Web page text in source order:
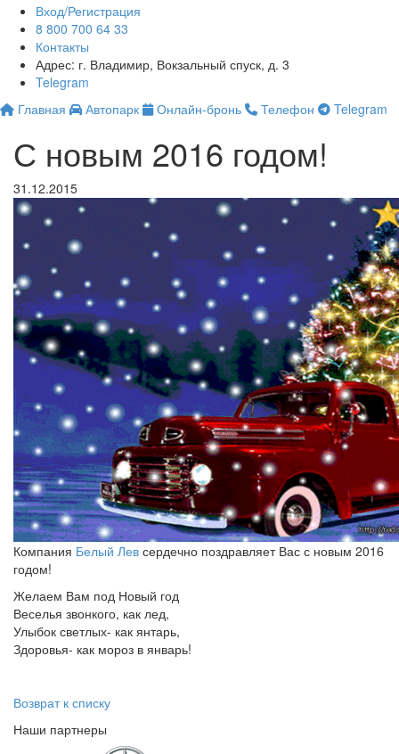
Вход/Регистрация
8 800 700 64 33
Контакты
Адрес: г. Владимир, Вокзальный спуск, д. 3
Telegram
Главная
Автопарк Онлайн-бронь Телефон Telegram
С новым 2016 годом!
31.12.2015
Компания Белый Лев сердечно поздравляет Вас с новым 2016
годом!
Желаем Вам под Новый год
Веселья звонкого, как лед,
Улыбок светлых- как янтарь,
Здоровья- как мороз в январь!
Возврат к списку
Наши партнеры